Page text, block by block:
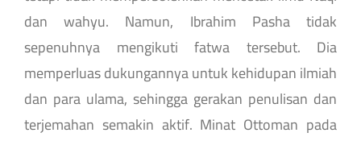
dan wahyu. Namun, Ibrahim Pasha tidak
sepenuhnya mengikuti fatwa tersebut. Dia
memperluas dukungannya untuk kehidupan ilmiah
dan para ulama, sehingga gerakan penulisan dan
terjemahan semakin aktif. Minat Ottoman pada